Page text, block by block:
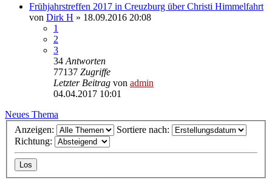
Frühjahrstreffen 2017 in Creuzburg über Christi Himmelfahrt
von Dirk H » 18.09.2016 20:08
1
2
3
34 Antworten
77137 Zugriffe
Letzter Beitrag von admin
04.04.2017 10:01
Neues Thema
Anzeigen:
Sortiere nach:
Richtung: